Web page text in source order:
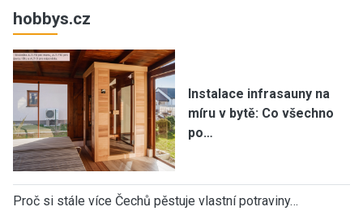
hobbys.cz
Instalace infrasauny na
míru v bytě: Co všechno
po…
Proč si stále více Čechů pěstuje vlastní potraviny…